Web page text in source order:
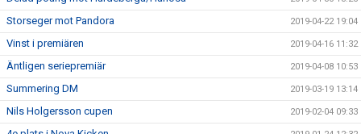
Storseger mot Pandora 2019-04-22 19:04
Vinst i premiären 2019-04-16 11:32
Äntligen seriepremiär 2019-04-08 10:53
Summering DM 2019-03-19 13:14
Nils Holgersson cupen 2019-02-04 09:33